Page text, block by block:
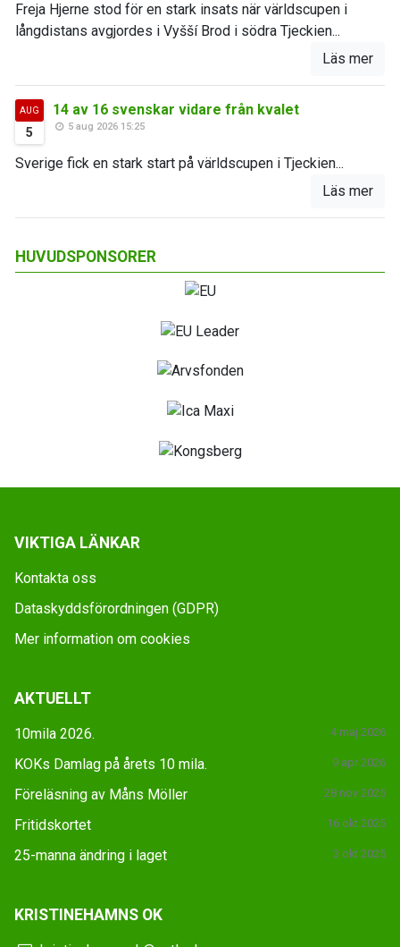
Freja Hjerne stod för en stark insats när världscupen i
långdistans avgjordes i Vyšší Brod i södra Tjeckien...
Läs mer
AUG
5
14 av 16 svenskar vidare från kvalet
5 aug 2026 15:25
Sverige fick en stark start på världscupen i Tjeckien...
Läs mer
HUVUDSPONSORER
VIKTIGA LÄNKAR
Kontakta oss
Dataskyddsförordningen (GDPR)
Mer information om cookies
AKTUELLT
10mila 2026. 4 maj 2026
KOKs Damlag på årets 10 mila. 9 apr 2026
Föreläsning av Måns Möller 28 nov 2025
Fritidskortet 16 okt 2025
25-manna ändring i laget 3 okt 2025
KRISTINEHAMNS OK